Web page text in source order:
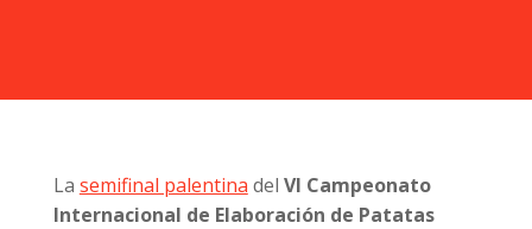
La semifinal palentina del VI Campeonato
Internacional de Elaboración de Patatas